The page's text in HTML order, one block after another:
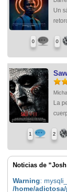
Un
0 0
La
1 2
Noticias de
Warning:
/home/